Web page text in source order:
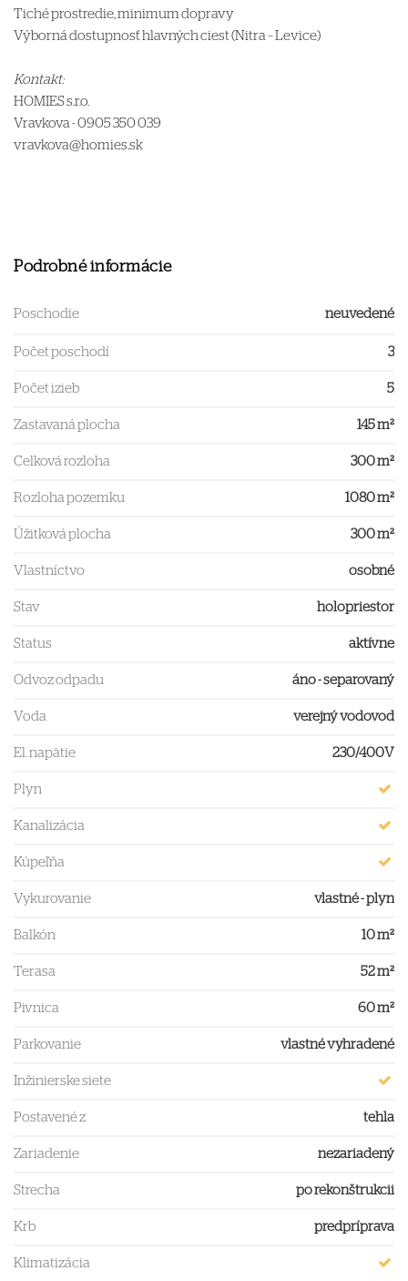
Tiché prostredie, minimum dopravy
Výborná dostupnosť hlavných ciest (Nitra – Levice)
Kontakt:
HOMIES s.r.o.
Vravkova - 0905 350 039
vravkova@homies.sk
Podrobné informácie
Poschodie neuvedené
Počet poschodí 3
Počet izieb 5
Zastavaná plocha 145 m²
Celková rozloha 300 m²
Rozloha pozemku 1080 m²
Úžitková plocha 300 m²
Vlastníctvo osobné
Stav holopriestor
Status aktívne
Odvoz odpadu áno - separovaný
Voda verejný vodovod
El. napätie 230/400V
Plyn
Kanalizácia
Kúpeľňa
Vykurovanie vlastné - plyn
Balkón 10 m²
Terasa 52 m²
Pivnica 60 m²
Parkovanie vlastné vyhradené
Inžinierske siete
Postavené z tehla
Zariadenie nezariadený
Strecha po rekonštrukcii
Krb predpríprava
Klimatizácia